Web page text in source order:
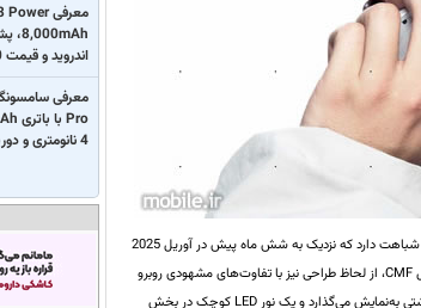
شباهت دارد که نزدیک به شش ماه پیش در آوریل 2025
معرفی شده بود. در این میان البته جدا از برخی اختلاف‌های ساختاری مثل حضور دوربین تله‌فتو در محصول CMF، از لحاظ طراحی نیز با تفاوت‌های مشهودی روبرو
می‌شویم. این گوشی که در دو رنگ سفید و مشکی ارائه شده سه لنز دوربین مجزا را در بخش نیمه شفاف پشتی به‌نمایش می‌گذارد و یک نور LED‌ کوچک در بخش
اندروید و قیمت 260 دلاری
4 نانومتری و دوربین 50MP OIS